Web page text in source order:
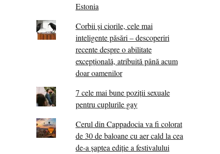
Estonia
Corbii şi ciorile, cele mai
inteligente păsări – descoperiri
recente despre o abilitate
excepţională, atribuită până acum
doar oamenilor
7 cele mai bune poziții sexuale
pentru cuplurile gay
Cerul din Cappadocia va fi colorat
de 30 de baloane cu aer cald la cea
de-a șaptea ediție a festivalului